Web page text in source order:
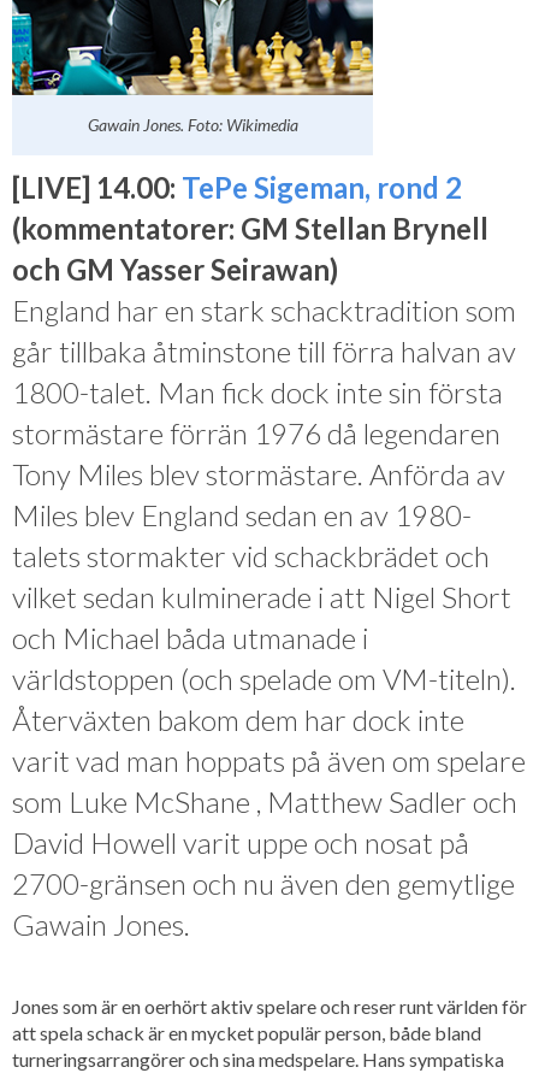
Gawain Jones. Foto: Wikimedia
[LIVE] 14.00: TePe Sigeman, rond 2
(kommentatorer: GM Stellan Brynell
och GM Yasser Seirawan)
England har en stark schacktradition som
går tillbaka åtminstone till förra halvan av
1800-talet. Man fick dock inte sin första
stormästare förrän 1976 då legendaren
Tony Miles blev stormästare. Anförda av
Miles blev England sedan en av 1980-
talets stormakter vid schackbrädet och
vilket sedan kulminerade i att Nigel Short
och Michael båda utmanade i
världstoppen (och spelade om VM-titeln).
Återväxten bakom dem har dock inte
varit vad man hoppats på även om spelare
som Luke McShane , Matthew Sadler och
David Howell varit uppe och nosat på
2700-gränsen och nu även den gemytlige
Gawain Jones.
Jones som är en oerhört aktiv spelare och reser runt världen för
att spela schack är en mycket populär person, både bland
turneringsarrangörer och sina medspelare. Hans sympatiska